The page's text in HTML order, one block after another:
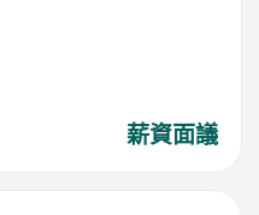
薪資面議